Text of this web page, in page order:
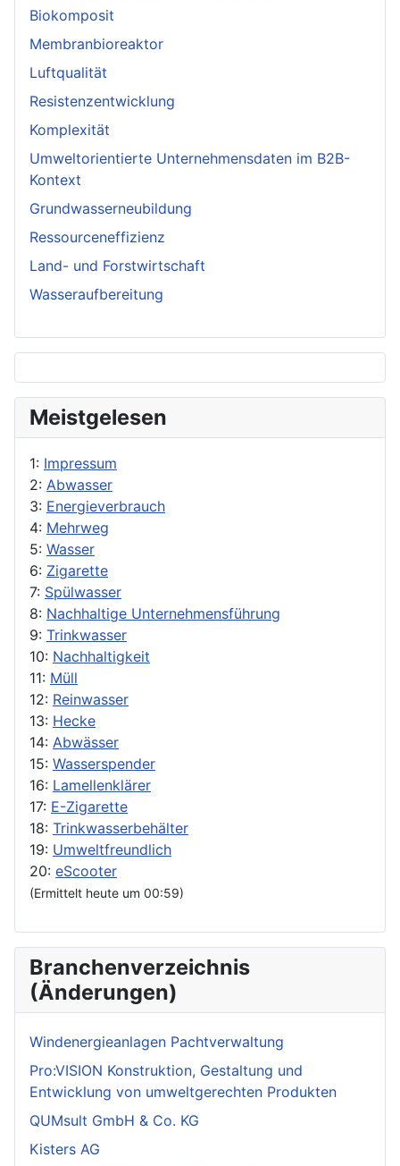
Biokomposit
Membranbioreaktor
Luftqualität
Resistenzentwicklung
Komplexität
Umweltorientierte Unternehmensdaten im B2B-
Kontext
Grundwasserneubildung
Ressourceneffizienz
Land- und Forstwirtschaft
Wasseraufbereitung
Meistgelesen
1: Impressum
2: Abwasser
3: Energieverbrauch
4: Mehrweg
5: Wasser
6: Zigarette
7: Spülwasser
8: Nachhaltige Unternehmensführung
9: Trinkwasser
10: Nachhaltigkeit
11: Müll
12: Reinwasser
13: Hecke
14: Abwässer
15: Wasserspender
16: Lamellenklärer
17: E-Zigarette
18: Trinkwasserbehälter
19: Umweltfreundlich
20: eScooter
(Ermittelt heute um 00:59)
Branchenverzeichnis
(Änderungen)
Windenergieanlagen Pachtverwaltung
Pro:VISION Konstruktion, Gestaltung und
Entwicklung von umweltgerechten Produkten
QUMsult GmbH & Co. KG
Kisters AG